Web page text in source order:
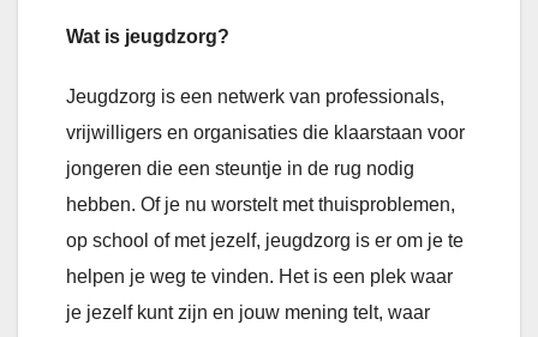
Wat is jeugdzorg?
Jeugdzorg is een netwerk van professionals,
vrijwilligers en organisaties die klaarstaan voor
jongeren die een steuntje in de rug nodig
hebben. Of je nu worstelt met thuisproblemen,
op school of met jezelf, jeugdzorg is er om je te
helpen je weg te vinden. Het is een plek waar
je jezelf kunt zijn en jouw mening telt, waar